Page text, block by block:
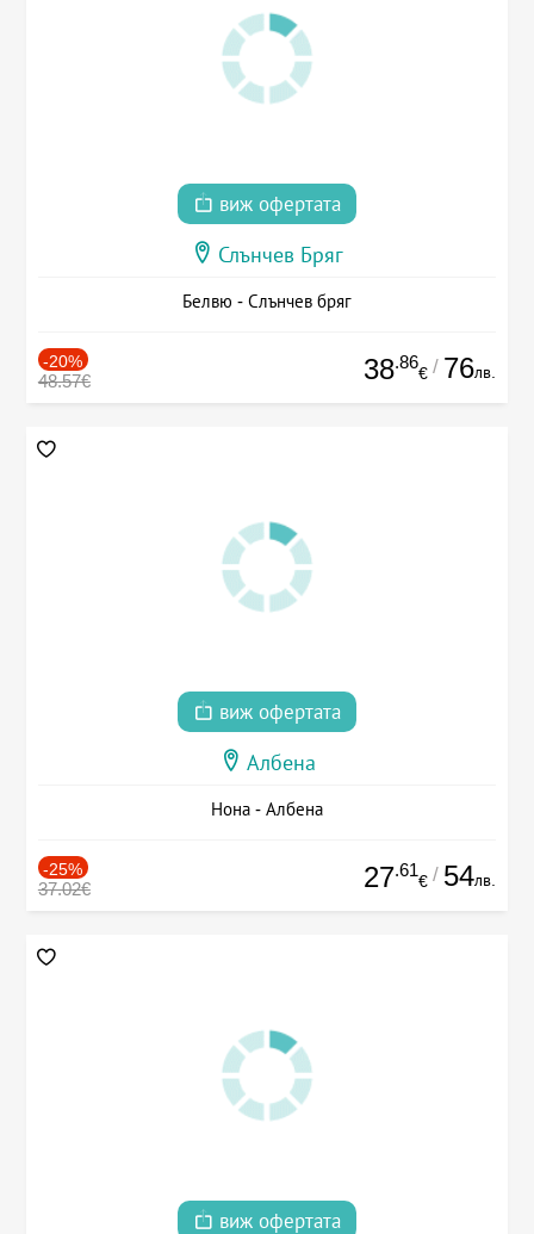
виж офертата
Слънчев Бряг
Белвю - Слънчев бряг
-20%
48.57€ 38.86
€ / 76лв.
виж офертата
Албена
Нона - Албена
-25%
37.02€ 27.61
€ / 54лв.
виж офертата